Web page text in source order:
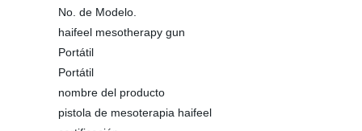
No. de Modelo.
haifeel mesotherapy gun
Portátil
Portátil
nombre del producto
pistola de mesoterapia haifeel